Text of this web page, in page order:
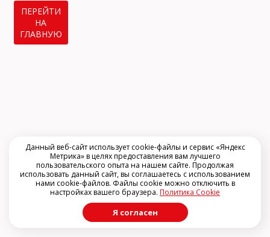
ПЕРЕЙТИ
НА
ГЛАВНУЮ
Данный веб-сайт использует cookie-файлы и сервис «Яндекс
Метрика» в целях предоставления вам лучшего
пользовательского опыта на нашем сайте. Продолжая
использовать данный сайт, вы соглашаетесь с использованием
нами cookie-файлов. Файлы cookie можно отключить в
настройках вашего браузера. Политика Cookie
Я согласен